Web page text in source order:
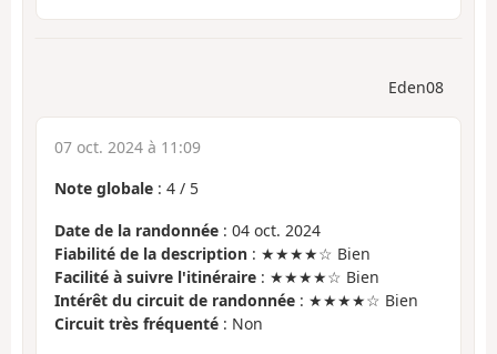
Eden08
07 oct. 2024 à 11:09
Note globale : 4 / 5
Date de la randonnée : 04 oct. 2024
Fiabilité de la description : ★★★★☆ Bien
Facilité à suivre l'itinéraire : ★★★★☆ Bien
Intérêt du circuit de randonnée : ★★★★☆ Bien
Circuit très fréquenté : Non